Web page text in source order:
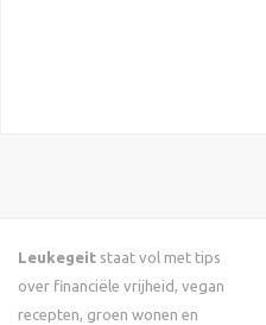
Leukegeit staat vol met tips
over financiële vrijheid, vegan
recepten, groen wonen en